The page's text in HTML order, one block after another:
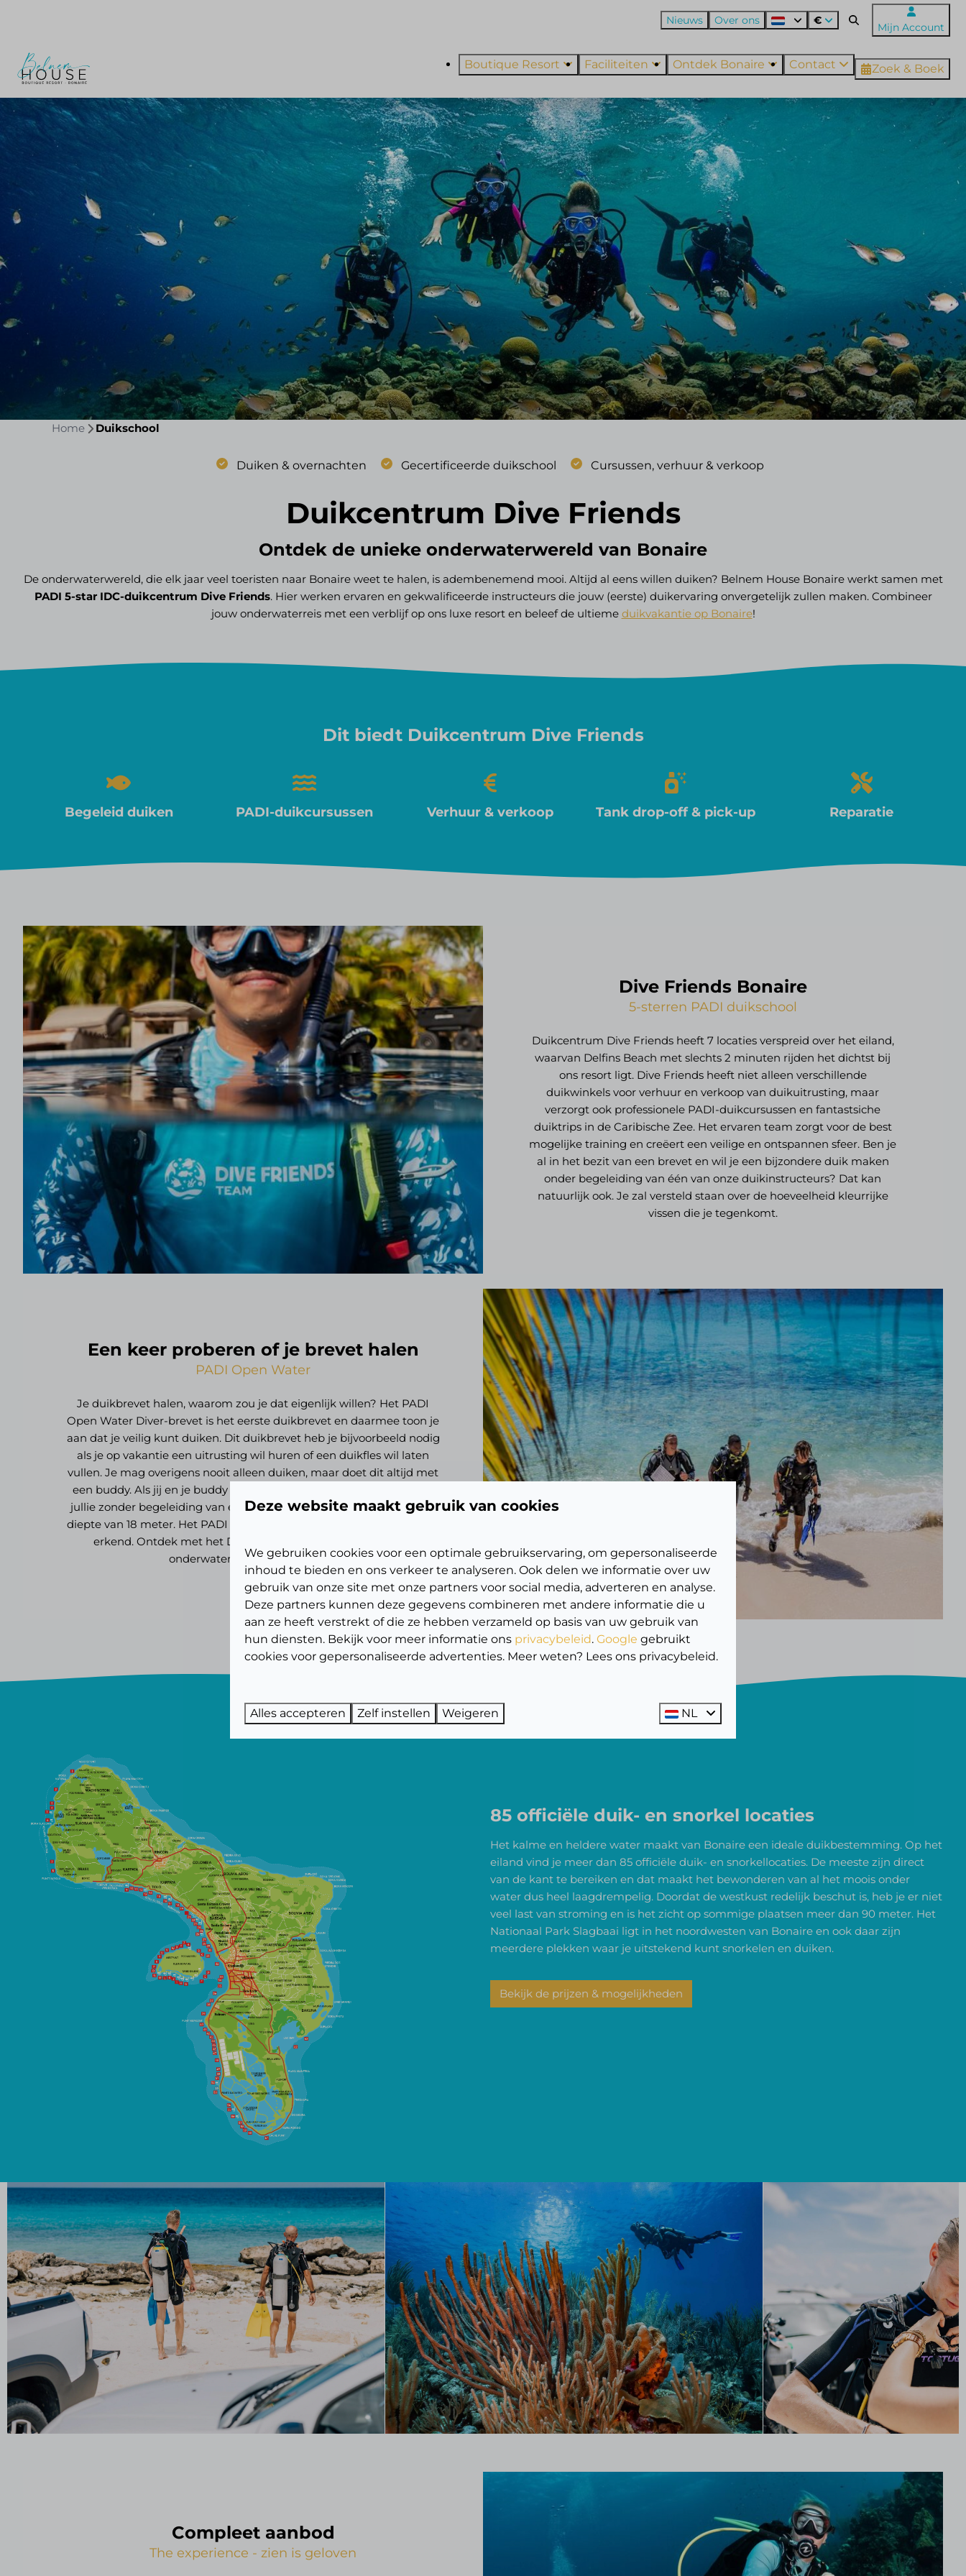
Nieuws Over ons €
Mijn Account
Boutique Resort Faciliteiten Ontdek Bonaire Contact Zoek & Boek
Home Duikschool
Duiken & overnachten Gecertificeerde duikschool Cursussen, verhuur & verkoop
Duikcentrum Dive Friends
Ontdek de unieke onderwaterwereld van Bonaire
De onderwaterwereld, die elk jaar veel toeristen naar Bonaire weet te halen, is adembenemend mooi. Altijd al eens willen duiken? Belnem House Bonaire werkt samen met
PADI 5-star IDC-duikcentrum Dive Friends. Hier werken ervaren en gekwalificeerde instructeurs die jouw (eerste) duikervaring onvergetelijk zullen maken. Combineer
jouw onderwaterreis met een verblijf op ons luxe resort en beleef de ultieme duikvakantie op Bonaire!
Dit biedt Duikcentrum Dive Friends
Begeleid duiken PADI-duikcursussen Verhuur & verkoop Tank drop-off & pick-up Reparatie
Dive Friends Bonaire
5-sterren PADI duikschool
Duikcentrum Dive Friends heeft 7 locaties verspreid over het eiland,
waarvan Delfins Beach met slechts 2 minuten rijden het dichtst bij
ons resort ligt. Dive Friends heeft niet alleen verschillende
duikwinkels voor verhuur en verkoop van duikuitrusting, maar
verzorgt ook professionele PADI-duikcursussen en fantastsiche
duiktrips in de Caribische Zee. Het ervaren team zorgt voor de best
mogelijke training en creëert een veilige en ontspannen sfeer. Ben je
al in het bezit van een brevet en wil je een bijzondere duik maken
onder begeleiding van één van onze duikinstructeurs? Dat kan
natuurlijk ook. Je zal versteld staan over de hoeveelheid kleurrijke
vissen die je tegenkomt.
Een keer proberen of je brevet halen
PADI Open Water
Je duikbrevet halen, waarom zou je dat eigenlijk willen? Het PADI
Open Water Diver-brevet is het eerste duikbrevet en daarmee toon je
aan dat je veilig kunt duiken. Dit duikbrevet heb je bijvoorbeeld nodig
als je op vakantie een uitrusting wil huren of een duikfles wil laten
vullen. Je mag overigens nooit alleen duiken, maar doet dit altijd met
een buddy. Als jij en je buddy dit eerste brevet bezitten, dan mogen
jullie zonder begeleiding van een professional samen duiken tot een
diepte van 18 meter. Het PADI Open Water Diver-brevet is wereldwijd
erkend. Ontdek met het Dive Friends team de fascinerende
onderwaterwereld van Bonaire!
85 officiële duik- en snorkel locaties
Het kalme en heldere water maakt van Bonaire een ideale duikbestemming. Op het
eiland vind je meer dan 85 officiële duik- en snorkellocaties. De meeste zijn direct
van de kant te bereiken en dat maakt het bewonderen van al het moois onder
water dus heel laagdrempelig. Doordat de westkust redelijk beschut is, heb je er niet
veel last van stroming en is het zicht op sommige plaatsen meer dan 90 meter. Het
Nationaal Park Slagbaai ligt in het noordwesten van Bonaire en ook daar zijn
meerdere plekken waar je uitstekend kunt snorkelen en duiken.
Bekijk de prijzen & mogelijkheden
Compleet aanbod
The experience - zien is geloven
Deze website maakt gebruik van cookies
We gebruiken cookies voor een optimale gebruikservaring, om gepersonaliseerde
inhoud te bieden en ons verkeer te analyseren. Ook delen we informatie over uw
gebruik van onze site met onze partners voor social media, adverteren en analyse.
Deze partners kunnen deze gegevens combineren met andere informatie die u
aan ze heeft verstrekt of die ze hebben verzameld op basis van uw gebruik van
hun diensten. Bekijk voor meer informatie ons privacybeleid. Google gebruikt
cookies voor gepersonaliseerde advertenties. Meer weten? Lees ons privacybeleid.
Alles accepteren Zelf instellen Weigeren NL